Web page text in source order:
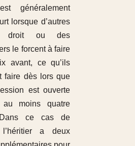
généralement
lorsque d’autres
droit ou des
le forcent à faire
avant, ce qu’ils
faire dès lors que
est ouverte
au moins quatre
ce cas de
a deux